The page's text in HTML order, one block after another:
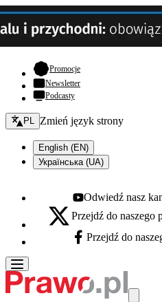
Promocje- otwiera się w nowej
Newsletter
Podcasty
Zmień język - bieżący:
PL Zmień język strony
English (EN)
Українська (UA)
Youtube - otwiera się w
Odwiedź nasz
X - otwiera się w nowej karcie
Przejdź do
Facebook - otwiera się w
Przejdź do